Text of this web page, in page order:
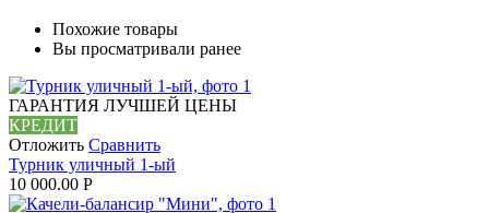
Похожие товары
Вы просматривали ранее
ГАРАНТИЯ ЛУЧШЕЙ ЦЕНЫ
КРЕДИТ
Отложить Сравнить
Турник уличный 1-ый
10 000.00 Р